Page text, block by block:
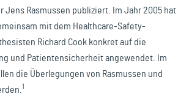
Jens Rasmussen publiziert. Im Jahr 2005 hat
mit dem Healthcare-Safety-
Richard Cook konkret auf die
und Patientensicherheit angewendet. Im
die Überlegungen von Rasmussen und
1